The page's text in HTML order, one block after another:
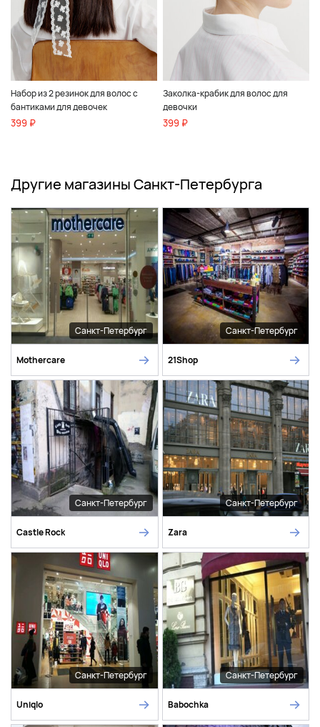
Набор из 2 резинок для волос с
бантиками для девочек
399 ₽
Заколка-крабик для волос для
девочки
399 ₽
Другие магазины Санкт-Петербурга
Санкт-Петербург
Mothercare
Санкт-Петербург
21Shop
Санкт-Петербург
Castle Rock
Санкт-Петербург
Zara
Санкт-Петербург
Uniqlo
Санкт-Петербург
Babochka